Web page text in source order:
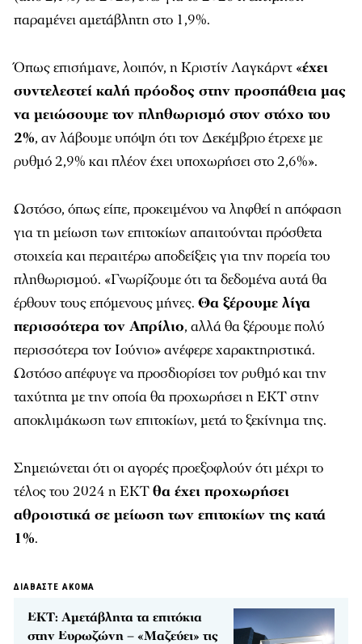
παραμένει αμετάβλητη στο 1,9%.
Όπως επισήμανε, λοιπόν, η Κριστίν Λαγκάρντ «έχει
συντελεστεί καλή πρόοδος στην προσπάθεια μας
να μειώσουμε τον πληθωρισμό στον στόχο του
2%, αν λάβουμε υπόψη ότι τον Δεκέμβριο έτρεχε με
ρυθμό 2,9% και πλέον έχει υποχωρήσει στο 2,6%».
Ωστόσο, όπως είπε, προκειμένου να ληφθεί η απόφαση
για τη μείωση των επιτοκίων απαιτούνται πρόσθετα
στοιχεία και περαιτέρω αποδείξεις για την πορεία του
πληθωρισμού. «Γνωρίζουμε ότι τα δεδομένα αυτά θα
έρθουν τους επόμενους μήνες. Θα ξέρουμε λίγα
περισσότερα τον Απρίλιο, αλλά θα ξέρουμε πολύ
περισσότερα τον Ιούνιο» ανέφερε χαρακτηριστικά.
Ωστόσο απέφυγε να προσδιορίσει τον ρυθμό και την
ταχύτητα με την οποία θα προχωρήσει η ΕΚΤ στην
αποκλιμάκωση των επιτοκίων, μετά το ξεκίνημα της.
Σημειώνεται ότι οι αγορές προεξοφλούν ότι μέχρι το
τέλος του 2024 η ΕΚΤθα έχει προχωρήσει
αθροιστικά σε μείωση των επιτοκίων της κατά
1%.
ΔΙΑΒΑΣΤΕ ΑΚΟΜΑ
ΕΚΤ: Αμετάβλητα τα επιτόκια
στην Ευρωζώνη – «Μαζεύει» τις